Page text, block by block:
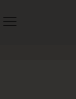
Toggle navigation